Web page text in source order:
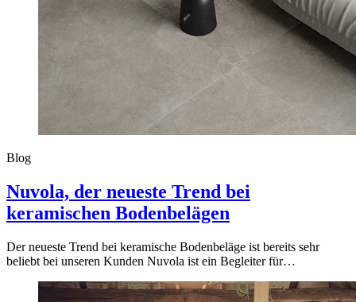
Blog
Nuvola, der neueste Trend bei
keramischen Bodenbelägen
Der neueste Trend bei keramische Bodenbeläge ist bereits sehr
beliebt bei unseren Kunden Nuvola ist ein Begleiter für…